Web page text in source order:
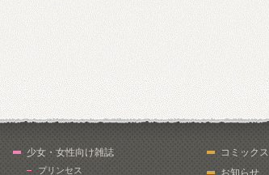
少女・女性向け雑誌
プリンセス
コミックス
お知らせ